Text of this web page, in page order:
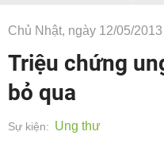
Chủ Nhật, ngày 12/05/
Triệu chứng
bỏ qua
Sự kiện: Ung thư